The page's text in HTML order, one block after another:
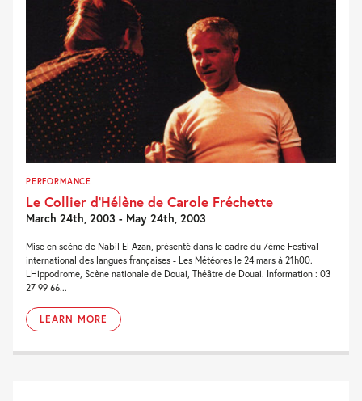
PERFORMANCE
Le Collier d’Hélène de Carole Fréchette
March 24th, 2003 - May 24th, 2003
Mise en scène de Nabil El Azan, présenté dans le cadre du 7ème Festival
international des langues françaises - Les Météores le 24 mars à 21h00.
LHippodrome, Scène nationale de Douai, Théâtre de Douai. Information : 03
27 99 66...
LEARN MORE